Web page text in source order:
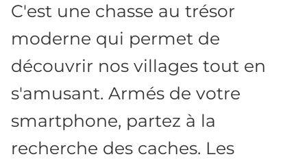
C'est une chasse au trésor
moderne qui permet de
découvrir nos villages tout en
s'amusant. Armés de votre
smartphone, partez à la
recherche des caches. Les